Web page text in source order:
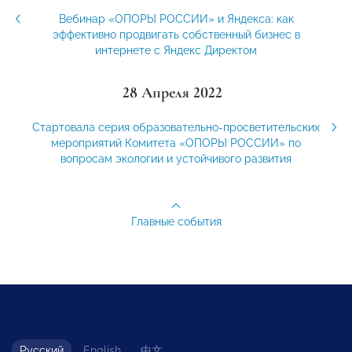
Вебинар «ОПОРЫ РОССИИ» и Яндекса: как
эффективно продвигать собственный бизнес в
интернете с Яндекс Директом
28 Апреля 2022
Стартовала серия образовательно-просветительских
мероприятий Комитета «ОПОРЫ РОССИИ» по
вопросам экологии и устойчивого развития
Главные события